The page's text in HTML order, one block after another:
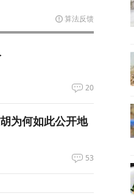
算法反馈
20
为何如此公开地
53